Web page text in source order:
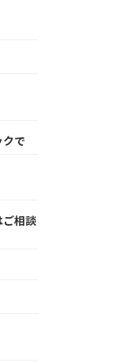
クで
ご相談